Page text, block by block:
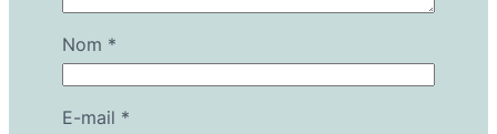
Nom *
E-mail *